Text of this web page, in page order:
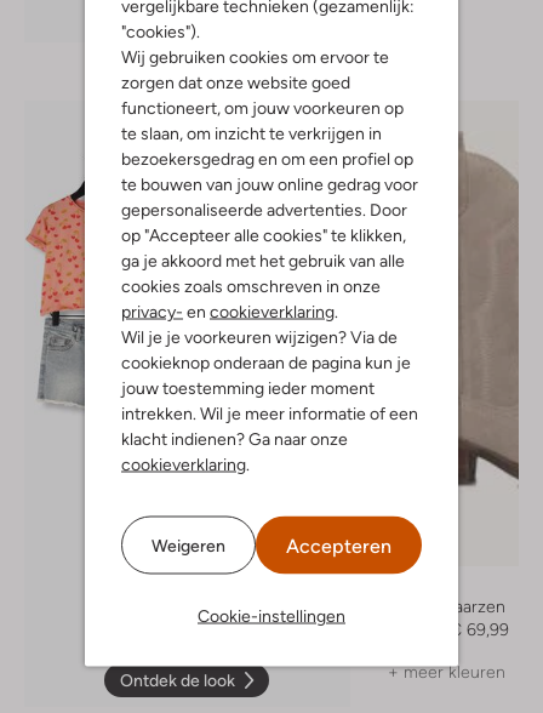
vergelijkbare technieken (gezamenlijk:
"cookies").
Wij gebruiken cookies om ervoor te
zorgen dat onze website goed
functioneert, om jouw voorkeuren op
te slaan, om inzicht te verkrijgen in
bezoekersgedrag en om een profiel op
te bouwen van jouw online gedrag voor
gepersonaliseerde advertenties. Door
op "Accepteer alle cookies" te klikken,
ga je akkoord met het gebruik van alle
cookies zoals omschreven in onze
privacy- en cookieverklaring.
Wil je je voorkeuren wijzigen? Via de
cookieknop onderaan de pagina kun je
jouw toestemming ieder moment
intrekken. Wil je meer informatie of een
klacht indienen? Ga naar onze
cookieverklaring.
Weigeren Accepteren
Cookie-instellingen
Ontdek de look
Ontdek de look
-30%
Cowboylaarzen
€ 69,99
+ meer kleuren